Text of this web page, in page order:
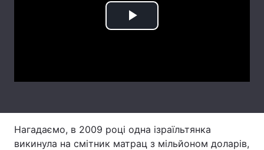
Світ
Здоров'я Туризм
Погода
Play
Нагадаємо, в 2009 році одна ізраїльтянка
викинула на смітник матрац з мільйоном доларів,